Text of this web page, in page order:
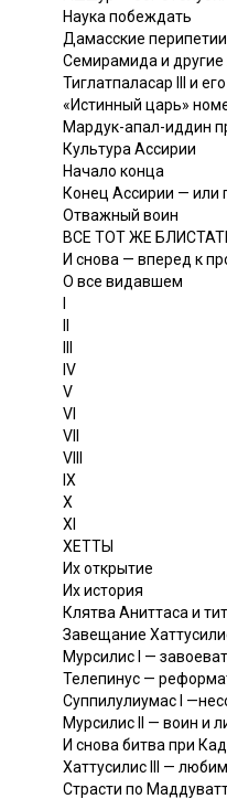
Наука побеждать
Дамасские
Семирамида и
Тиглатпаласар III и
«Истинный царь»
Мардук-апал-иддин
Культура Ассирии
Начало конца
Конец Ассирии — или
Отважный воин
ВСЕ ТОТ ЖЕ
И снова — вперед к
О все видавшем
IV
V
VI
VII
VIII
IX
X
XI
ХЕТТЫ
Их открытие
Их история
Клятва Аниттаса и
Завещание
Мурсилис I —
Телепинус —
Суппилулиумас I
Мурсилис II — воин и
И снова битва при
Хаттусилис III —
Страсти по